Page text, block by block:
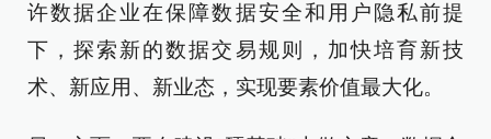
许数据企业在保障数据安全和用户隐私前提
下，探索新的数据交易规则，加快培育新技
术、新应用、新业态，实现要素价值最大化。